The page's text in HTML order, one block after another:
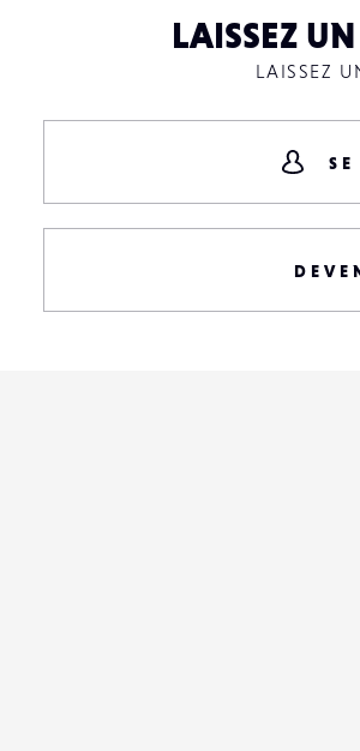
LAISSEZ
LAISSEZ